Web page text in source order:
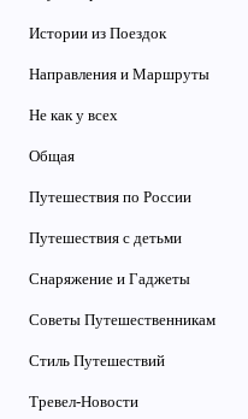
Истории из Поездок
Направления и Маршруты
Не как у всех
Общая
Путешествия по России
Путешествия с детьми
Снаряжение и Гаджеты
Советы Путешественникам
Стиль Путешествий
Тревел-Новости